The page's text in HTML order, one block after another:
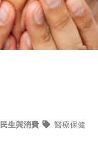
民生與消費 醫療保健